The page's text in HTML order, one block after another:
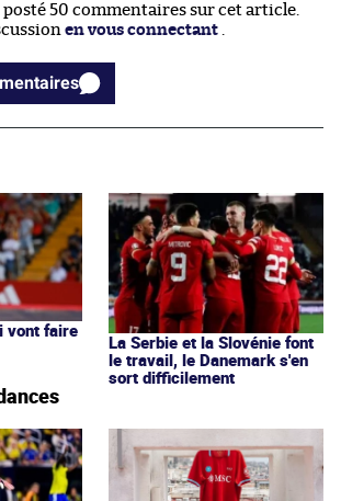
50 commentaires sur cet article.
en vous connectant
commentaires
vont faire
La Serbie et la Slovénie font
le travail, le Danemark s'en
sort difficilement